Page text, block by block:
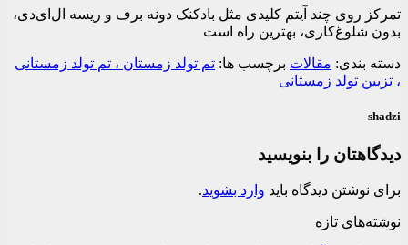
تمرکز روی چند آیتم کلیدی مثل بادکنک دونه برف و ریسه ال‌ای‌دی،
بدون شلوغ‌کاری، بهترین راه است
دسته بندی: مقالات برچسب ها: تم تولد زمستان ، تم تولد زمستانی
، تزیین تولد زمستانی
shadzi
دیدگاهتان را بنویسید
برای نوشتن دیدگاه باید وارد بشوید.
نوشته‌های تازه